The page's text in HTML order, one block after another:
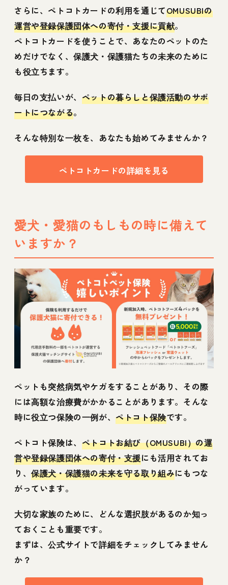
さらに、ペトコトカードの利用を通じてOMUSUBIの
運営や登録保護団体への寄付・支援に貢献。
ペトコトカードを使うことで、あなたのペットのた
めだけでなく、保護犬・保護猫たちの未来のために
も役立ちます。
毎日の支払いが、 ペットの暮らしと保護活動のサポ
ートにつながる。
そんな特別な一枚を、あなたも始めてみませんか？
ペトコトカードの詳細を見る
愛犬・愛猫のもしもの時に備えて
いますか？
ペットも突然病気やケガをすることがあり、その際
には高額な治療費がかかることがあります。そんな
時に役立つ保険の一例が、ペトコト保険です。
ペトコト保険は、 ペトコトお結び（OMUSUBI）の運
営や登録保護団体への寄付・支援にも活用されてお
り、保護犬・保護猫の未来を守る取り組みにもつな
がっています。
大切な家族のために、どんな選択肢があるのか知っ
ておくことも重要です。
まずは、公式サイトで詳細をチェックしてみません
か？